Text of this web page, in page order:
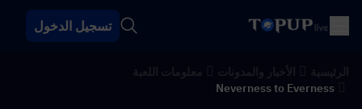
تسجيل الدخول
Neverness to Everness